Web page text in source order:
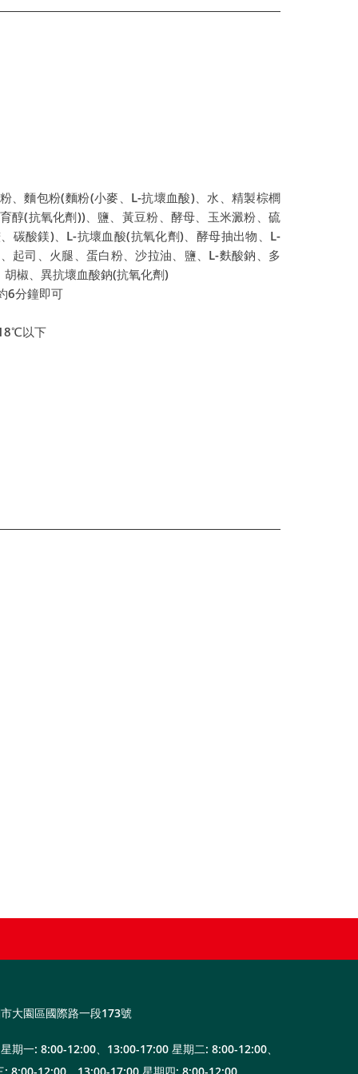
、麵包粉(麵粉(小麥、L-抗壞血酸)、水、精製棕櫚
醇(抗氧化劑))、鹽、黃豆粉、酵母、玉米澱粉、硫
碳酸鎂)、L-抗壞血酸(抗氧化劑)、酵母抽出物、L-
起司、火腿、蛋白粉、沙拉油、鹽、L-麩酸鈉、多
椒、異抗壞血酸鈉(抗氧化劑)
6分鐘即可
以下
大園區國際路一段173號
星期一: 8:00-12:00、13:00-17:00 星期二: 8:00-12:00、